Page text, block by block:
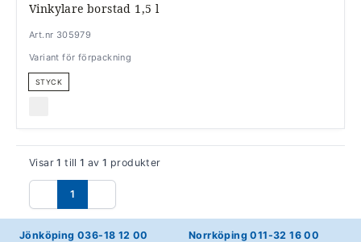
Vinkylare borstad 1,5 l
Art.nr 305979
Variant för förpackning
STYCK
Visar1 till1 av1 produkter
Föregående
1
Nästa
Jönköping 036-18 12 00 Norrköping 011-32 16 00